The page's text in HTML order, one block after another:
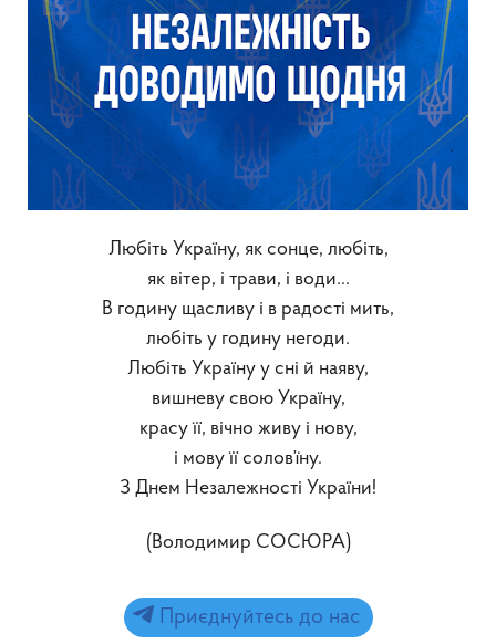
Любіть Україну, як сонце, любіть,
як вітер, і трави, і води…
В годину щасливу і в радості мить,
любіть у годину негоди.
Любіть Україну у сні й наяву,
вишневу свою Україну,
красу її, вічно живу і нову,
і мову її солов’їну.
З Днем Незалежності України!
(Володимир СОСЮРА)
Приєднуйтесь до нас